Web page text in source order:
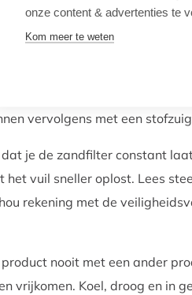
500 ml Algi stop per
De algi stop zorgt
vervolgens met een
je de zandfilter constant
het vuil sneller oplost. Lees
rekening met de
nooit met een ander
vrijkomen. Koel, droog en in
onze content & advertenties te
Kom meer te weten